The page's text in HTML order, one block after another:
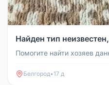
Найден тип
Помогите найти хозяев
Белгород•17 д